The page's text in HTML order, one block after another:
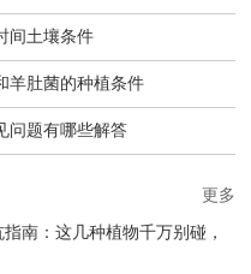
间土壤条件
羊肚菌的种植条件
问题有哪些解答
南：这几种植物千万别碰，
更多